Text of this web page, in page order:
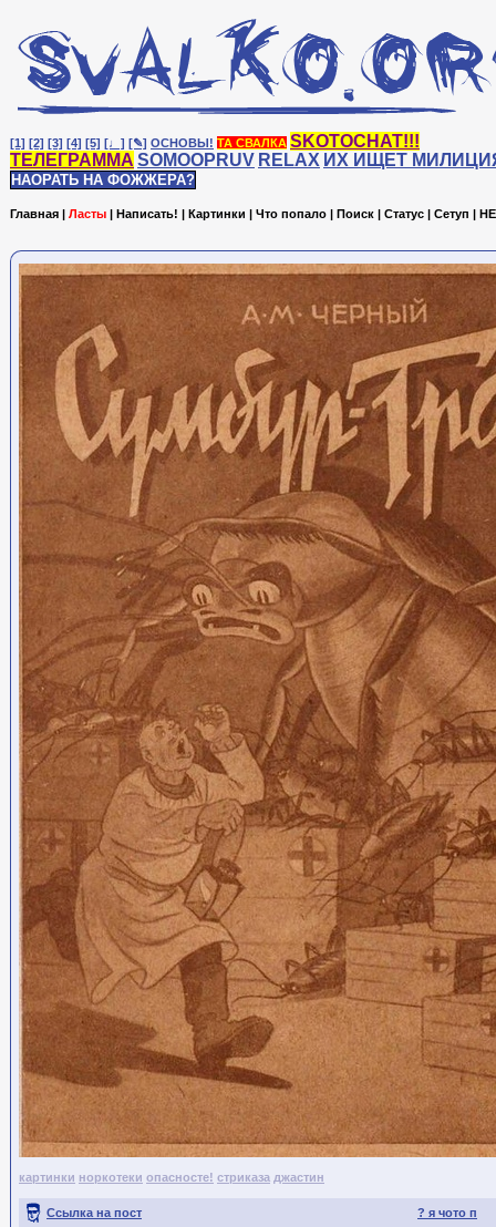
[1] [2] [3] [4] [5] [♩] [✎] ОСНОВЫ! ТА СВАЛКА SKOTOCHAT!!!
ТЕЛЕГРАММА SOMOOPRUV RELAX ИХ ИЩЕТ
НАОРАТЬ НА ФОЖЖЕРА?
Главная | Ласты | Написать! | Картинки | Что попало | Поиск | Статус | Сетуп |
картинки норкотеки опасносте! стриказа джастин
? я чото п
Ссылка на пост